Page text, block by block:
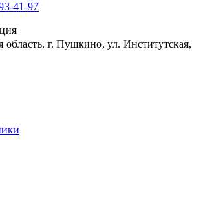
41-97
область, г. Пушкино, ул. Институтская,